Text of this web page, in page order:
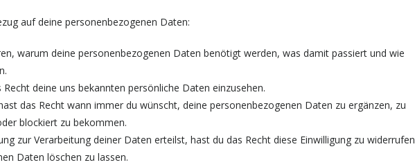
auf deine personenbezogenen Daten:
warum deine personenbezogenen Daten benötigt werden, was damit passiert und wie
deine uns bekannten persönliche Daten einzusehen.
das Recht wann immer du wünscht, deine personenbezogenen Daten zu ergänzen, zu
blockiert zu bekommen.
zur Verarbeitung deiner Daten erteilst, hast du das Recht diese Einwilligung zu widerrufen
Daten löschen zu lassen.